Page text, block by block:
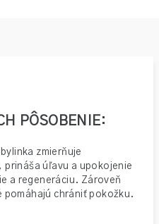
PÔSOBENIE:
zmierňuje
prináša úľavu a upokojenie
a regeneráciu. Zároveň
chrániť pokožku.